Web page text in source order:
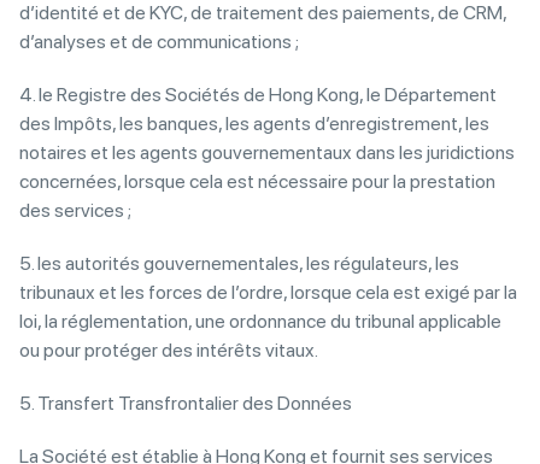
d’identité et de KYC, de traitement des paiements, de CRM,
d’analyses et de communications ;
4. le Registre des Sociétés de Hong Kong, le Département
des Impôts, les banques, les agents d’enregistrement, les
notaires et les agents gouvernementaux dans les juridictions
concernées, lorsque cela est nécessaire pour la prestation
des services ;
5. les autorités gouvernementales, les régulateurs, les
tribunaux et les forces de l’ordre, lorsque cela est exigé par la
loi, la réglementation, une ordonnance du tribunal applicable
ou pour protéger des intérêts vitaux.
5. Transfert Transfrontalier des Données
La Société est établie à Hong Kong et fournit ses services